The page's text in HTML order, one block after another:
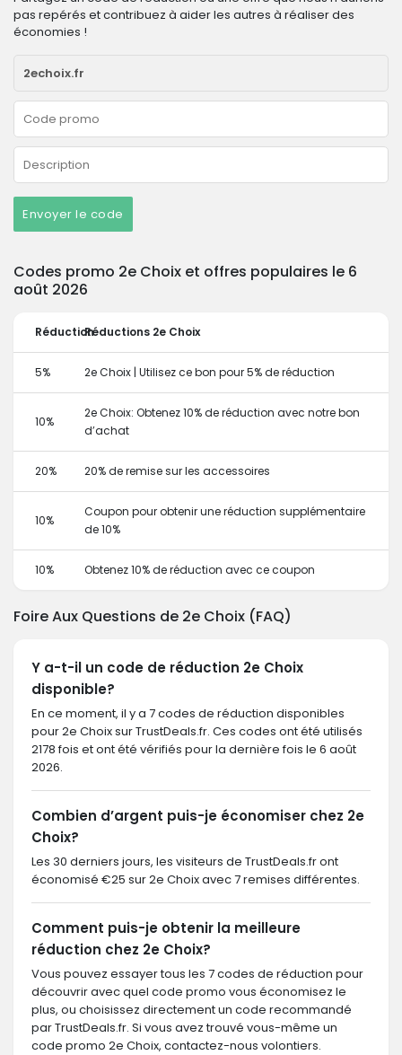
pas repérés et contribuez à aider les autres à réaliser des
économies !
Envoyer le code
Codes promo 2e Choix et offres populaires le 6
août 2026
RéductionRéductions 2e Choix
5% 2e Choix | Utilisez ce bon pour 5% de réduction
10%
2e Choix: Obtenez 10% de réduction avec notre bon
d’achat
20% 20% de remise sur les accessoires
10%
Coupon pour obtenir une réduction supplémentaire
de 10%
10% Obtenez 10% de réduction avec ce coupon
Foire Aux Questions de 2e Choix (FAQ)
Y a-t-il un code de réduction 2e Choix
disponible?
En ce moment, il y a 7 codes de réduction disponibles
pour 2e Choix sur TrustDeals.fr. Ces codes ont été utilisés
2178 fois et ont été vérifiés pour la dernière fois le 6 août
2026.
Combien d’argent puis-je économiser chez 2e
Choix?
Les 30 derniers jours, les visiteurs de TrustDeals.fr ont
économisé €25 sur 2e Choix avec 7 remises différentes.
Comment puis-je obtenir la meilleure
réduction chez 2e Choix?
Vous pouvez essayer tous les 7 codes de réduction pour
découvrir avec quel code promo vous économisez le
plus, ou choisissez directement un code recommandé
par TrustDeals.fr. Si vous avez trouvé vous-même un
code promo 2e Choix, contactez-nous volontiers.